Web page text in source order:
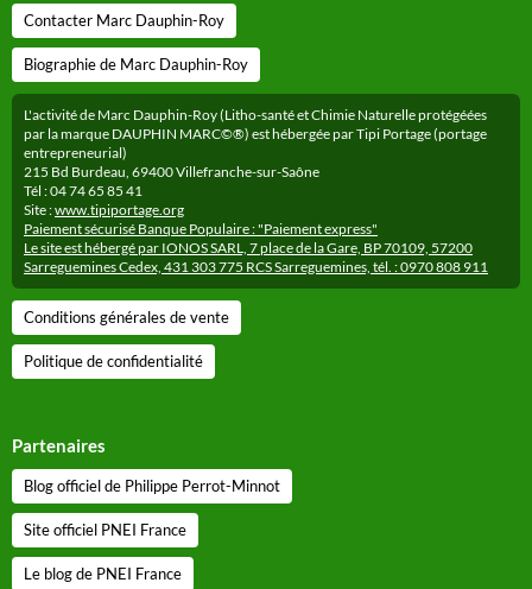
Contacter Marc Dauphin-Roy
Biographie de Marc Dauphin-Roy
L'activité de Marc Dauphin-Roy (Litho-santé et Chimie Naturelle protégéées
par la marque DAUPHIN MARC©®) est hébergée par Tipi Portage (portage
entrepreneurial)
215 Bd Burdeau, 69400 Villefranche-sur-Saône
Tél : 04 74 65 85 41
Site :www.tipiportage.org
Paiement sécurisé Banque Populaire : "Paiement express"
Le site est hébergé par IONOS SARL, 7 place de la Gare, BP 70109, 57200
Sarreguemines Cedex, 431 303 775 RCS Sarreguemines, tél. : 0970 808 911
Conditions générales de vente
Politique de confidentialité
Partenaires
Blog officiel de Philippe Perrot-Minnot
Site officiel PNEI France
Le blog de PNEI France